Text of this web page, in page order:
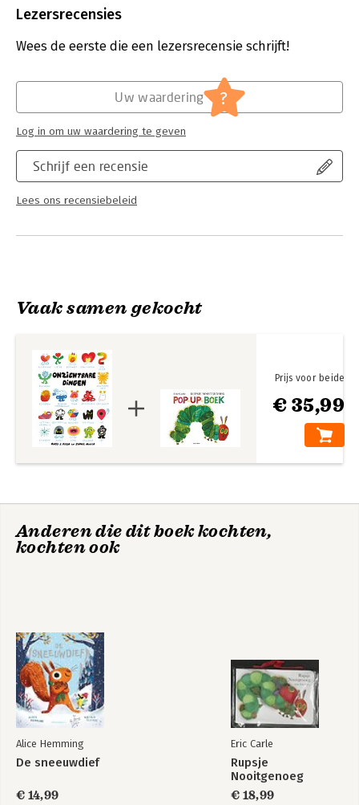
Uitgever:
Verschijningsdatum:
6-8-2024
Lezersrecensies
Wees de eerste die een lezersrecensie schrijft!
Schrijf een recensie
Lees ons recensiebeleid
Uw waardering ?
Log in om uw waardering te geven
Vaak samen gekocht
€ 35,99
Prijs voor beide
Anderen die dit boek kochten,
kochten ook
Alice Hemming
De sneeuwdief
€ 14,99
Eric Carle
Rupsje
Nooitgenoeg
€ 18,99